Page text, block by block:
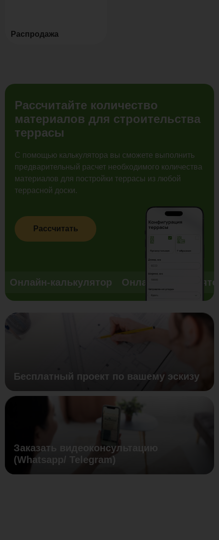
Распродажа
Рассчитайте количество
материалов для строительства
террасы
С помощью калькулятора вы сможете выполнить
предварительный расчет необходимого количества
материалов для постройки террасы из любой
террасной доски.
Рассчитать
Онлайн-калькулятор Онлайн-
Бесплатный проект по вашему эскизу
Заказать видеоконсультацию
(Whatsapp/ Telegram)